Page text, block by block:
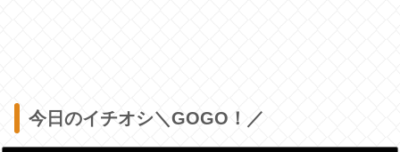
今日のイチオシ＼GOGO！／